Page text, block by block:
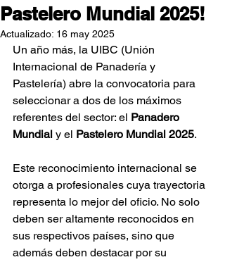
Pastelero Mundial 2025!
Actualizado: 16 may 2025
Un año más, la UIBC (Unión
Internacional de Panadería y
Pastelería) abre la convocatoria para
seleccionar a dos de los máximos
referentes del sector: el Panadero
Mundial y el Pastelero Mundial 2025.
Este reconocimiento internacional se
otorga a profesionales cuya trayectoria
representa lo mejor del oficio. No solo
deben ser altamente reconocidos en
sus respectivos países, sino que
además deben destacar por su